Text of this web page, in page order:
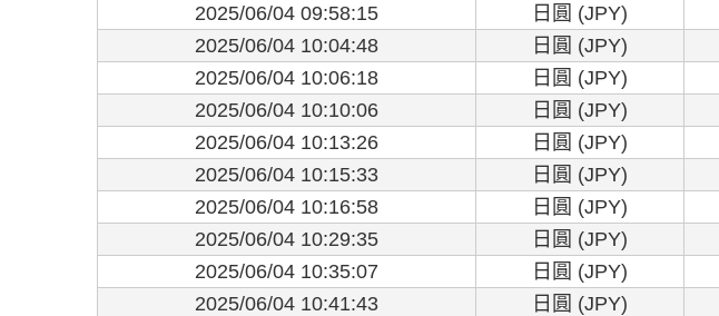
2025/06/04 09:58:15
日圓 (JPY)
2025/06/04 10:04:48
日圓 (JPY)
2025/06/04 10:06:18
日圓 (JPY)
2025/06/04 10:10:06
日圓 (JPY)
2025/06/04 10:13:26
日圓 (JPY)
2025/06/04 10:15:33
日圓 (JPY)
2025/06/04 10:16:58
日圓 (JPY)
2025/06/04 10:29:35
日圓 (JPY)
2025/06/04 10:35:07
日圓 (JPY)
2025/06/04 10:41:43
日圓 (JPY)